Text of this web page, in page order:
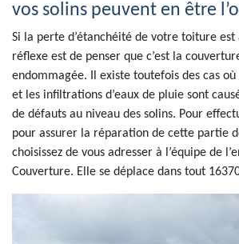
vos solins peuvent en être
Si la perte d’étanchéité de votre toiture
réflexe est de penser que c’est la
endommagée. Il existe toutefois des cas
et les infiltrations d’eaux de pluie sont
de défauts au niveau des solins. Pour
pour assurer la réparation de cette partie
choisissez de vous adresser à l’équipe de
Couverture. Elle se déplace dans tout